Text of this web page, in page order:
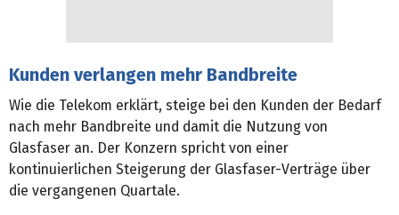
Kunden verlangen mehr Bandbreite
Wie die Telekom erklärt, steige bei den Kunden der Bedarf
nach mehr Bandbreite und damit die Nutzung von
Glasfaser an. Der Konzern spricht von einer
kontinuierlichen Steigerung der Glasfaser-Verträge über
die vergangenen Quartale.